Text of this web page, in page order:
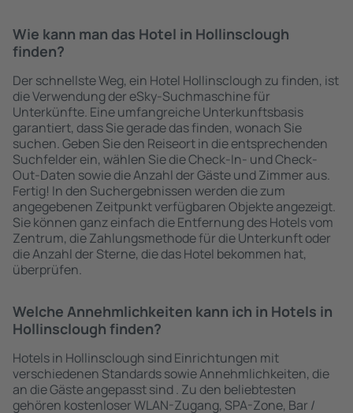
Wie kann man das Hotel in Hollinsclough
finden?
Der schnellste Weg, ein Hotel Hollinsclough zu finden, ist
die Verwendung der eSky-Suchmaschine für
Unterkünfte. Eine umfangreiche Unterkunftsbasis
garantiert, dass Sie gerade das finden, wonach Sie
suchen. Geben Sie den Reiseort in die entsprechenden
Suchfelder ein, wählen Sie die Check-In- und Check-
Out-Daten sowie die Anzahl der Gäste und Zimmer aus.
Fertig! In den Suchergebnissen werden die zum
angegebenen Zeitpunkt verfügbaren Objekte angezeigt.
Sie können ganz einfach die Entfernung des Hotels vom
Zentrum, die Zahlungsmethode für die Unterkunft oder
die Anzahl der Sterne, die das Hotel bekommen hat,
überprüfen.
Welche Annehmlichkeiten kann ich in Hotels in
Hollinsclough finden?
Hotels in Hollinsclough sind Einrichtungen mit
verschiedenen Standards sowie Annehmlichkeiten, die
an die Gäste angepasst sind . Zu den beliebtesten
gehören kostenloser WLAN-Zugang, SPA-Zone, Bar /